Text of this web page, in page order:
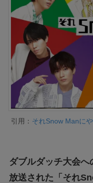
引用： それSnow Manに
ダブルダッチ大会
放送された「それ